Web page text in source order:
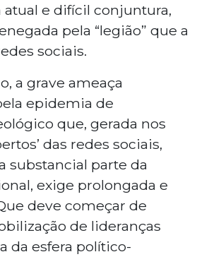
atual e difícil conjuntura,
pela “legião” que a
sociais.
a grave ameaça
epidemia de
que, gerada nos
das redes sociais,
substancial parte da
exige prolongada e
deve começar de
de lideranças
da esfera político-